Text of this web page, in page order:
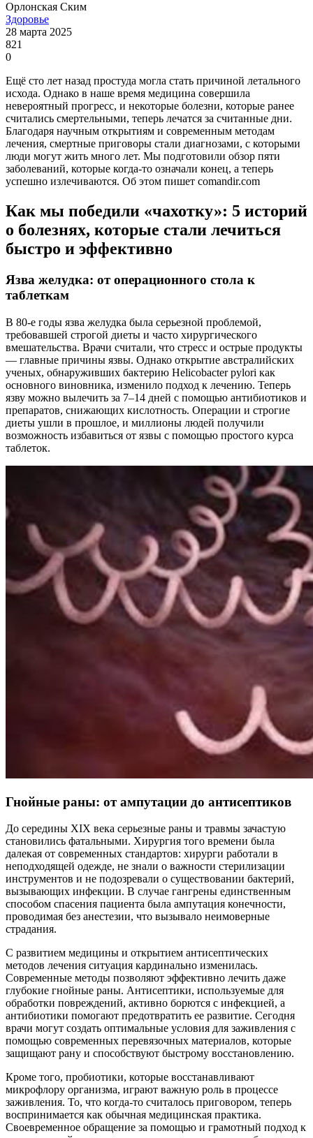
Орлонская Ским
Здоровье
28 марта 2025
821
0
Ещё сто лет назад простуда могла стать причиной летального
исхода. Однако в наше время медицина совершила
невероятный прогресс, и некоторые болезни, которые ранее
считались смертельными, теперь лечатся за считанные дни.
Благодаря научным открытиям и современным методам
лечения, смертные приговоры стали диагнозами, с которыми
люди могут жить много лет. Мы подготовили обзор пяти
заболеваний, которые когда-то означали конец, а теперь
успешно излечиваются. Об этом пишет comandir.com
Как мы победили «чахотку»: 5 историй
о болезнях, которые стали лечиться
быстро и эффективно
Язва желудка: от операционного стола к
таблеткам
В 80-е годы язва желудка была серьезной проблемой,
требовавшей строгой диеты и часто хирургического
вмешательства. Врачи считали, что стресс и острые продукты
— главные причины язвы. Однако открытие австралийских
ученых, обнаруживших бактерию Helicobacter pylori как
основного виновника, изменило подход к лечению. Теперь
язву можно вылечить за 7–14 дней с помощью антибиотиков и
препаратов, снижающих кислотность. Операции и строгие
диеты ушли в прошлое, и миллионы людей получили
возможность избавиться от язвы с помощью простого курса
таблеток.
Гнойные раны: от ампутации до антисептиков
До середины XIX века серьезные раны и травмы зачастую
становились фатальными. Хирургия того времени была
далекая от современных стандартов: хирурги работали в
неподходящей одежде, не знали о важности стерилизации
инструментов и не подозревали о существовании бактерий,
вызывающих инфекции. В случае гангрены единственным
способом спасения пациента была ампутация конечности,
проводимая без анестезии, что вызывало неимоверные
страдания.
С развитием медицины и открытием антисептических
методов лечения ситуация кардинально изменилась.
Современные методы позволяют эффективно лечить даже
глубокие гнойные раны. Антисептики, используемые для
обработки повреждений, активно борются с инфекцией, а
антибиотики помогают предотвратить ее развитие. Сегодня
врачи могут создать оптимальные условия для заживления с
помощью современных перевязочных материалов, которые
защищают рану и способствуют быстрому восстановлению.
Кроме того, пробиотики, которые восстанавливают
микрофлору организма, играют важную роль в процессе
заживления. То, что когда-то считалось приговором, теперь
воспринимается как обычная медицинская практика.
Своевременное обращение за помощью и грамотный подход к